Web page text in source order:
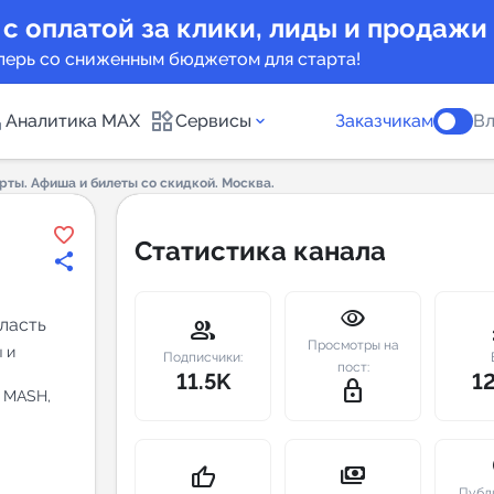
оплатой за клики, лиды и продажи
со сниженным бюджетом для старта!
Аналитика MAX Сервисы
Telegram
New
Заказчикам
Афиша и билеты со скидкой. Москва.
и
Статистика канала
group
Подписчики:
11.5K
visibility
Просмотры на
пост:
lock_outline
thumb_up payments